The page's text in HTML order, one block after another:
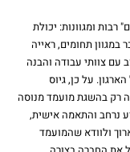
רבות ומגוונות: יכולת
במגוון תחומים, ראייה
עם צוותי עבודה והבנה
על כן, גיוס
רק בהשגת מועמד מנוסה
נרחב והתאמה אישית,
ולוודא שהמועמד